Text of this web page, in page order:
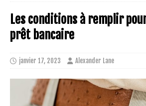
Les conditions à remplir
prêt bancaire
janvier 17, 2023 Alexander Lane